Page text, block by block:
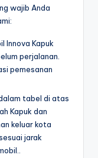
wajib Anda
Innova Kapuk
perjalanan.
pemesanan
tabel di atas
Kapuk dan
keluar kota
jarak